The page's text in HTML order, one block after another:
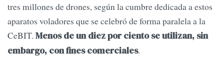
tres millones de drones, según la cumbre dedicada a estos
aparatos voladores que se celebró de forma paralela a la
CeBIT. Menos de un diez por ciento se utilizan, sin
embargo, con fines comerciales.